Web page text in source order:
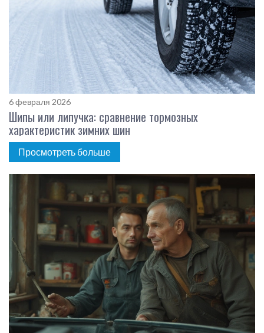
6 февраля 2026
Шипы или липучка: сравнение тормозных
характеристик зимних шин
Просмотреть больше